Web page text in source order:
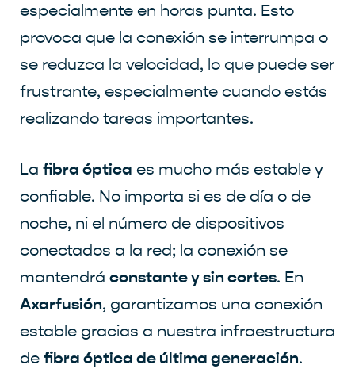
especialmente en horas punta. Esto
provoca que la conexión se interrumpa o
se reduzca la velocidad, lo que puede ser
frustrante, especialmente cuando estás
realizando tareas importantes.
La fibra óptica es mucho más estable y
confiable. No importa si es de día o de
noche, ni el número de dispositivos
conectados a la red; la conexión se
mantendrá constante y sin cortes. En
Axarfusión, garantizamos una conexión
estable gracias a nuestra infraestructura
de fibra óptica de última generación.